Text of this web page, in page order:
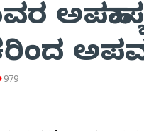
979